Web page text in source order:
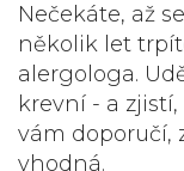
Nečekáte, až
několik let
alergologa.
krevní - a
vám doporučí,
vhodná.